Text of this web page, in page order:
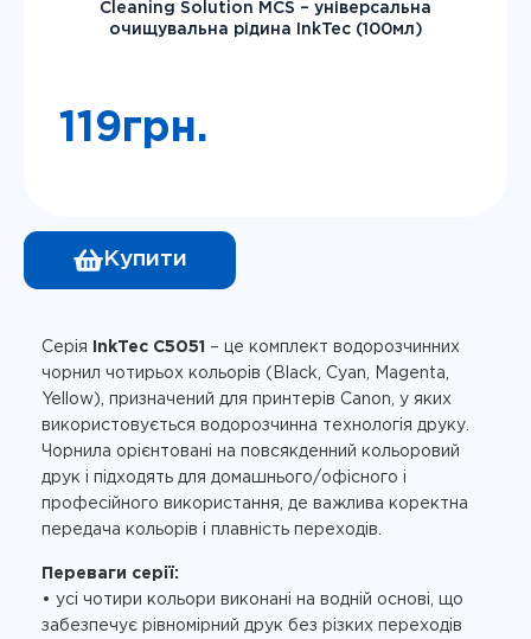
Cleaning Solution MCS – універсальна
очищувальна рідина InkTec (100мл)
119грн.
Купити
Серія InkTec C5051
– це комплект водорозчинних
чорнил чотирьох кольорів (Black, Cyan, Magenta,
Yellow), призначений для принтерів Canon, у яких
використовується водорозчинна технологія друку.
Чорнила орієнтовані на повсякденний кольоровий
друк і підходять для домашнього/офісного і
професійного використання, де важлива коректна
передача кольорів і плавність переходів.
Переваги серії:
• усі чотири кольори виконані на водній основі, що
забезпечує рівномірний друк без різких переходів